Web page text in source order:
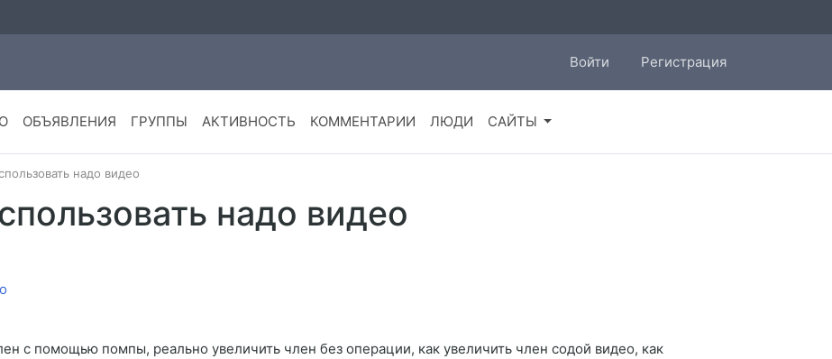
Войти Регистрация
ОБЪЯВЛЕНИЯ ГРУППЫ АКТИВНОСТЬ КОММЕНТАРИИ ЛЮДИ САЙТЫ
надо видео
надо видео
с помощью помпы, реально увеличить член без операции, как увеличить член содой видео, как